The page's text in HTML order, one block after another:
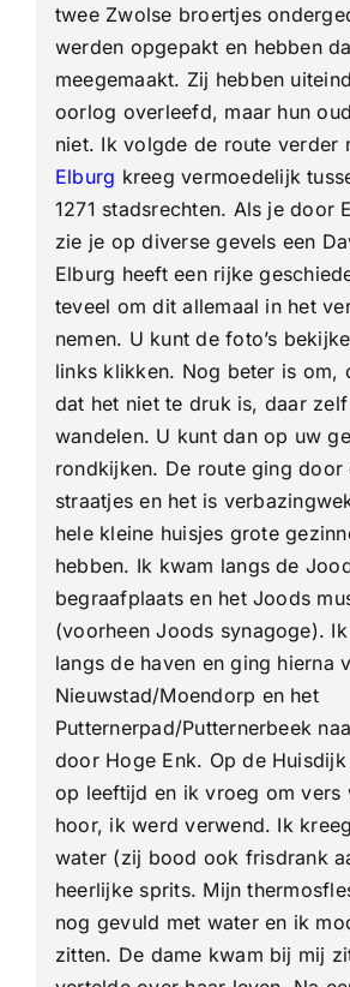
twee Zwolse broertjes
werden opgepakt en hebben
meegemaakt. Zij hebben
oorlog overleefd, maar hun
niet. Ik volgde de route verder
Elburg kreeg vermoedelijk
1271 stadsrechten. Als je door
zie je op diverse gevels een
Elburg heeft een rijke
teveel om dit allemaal in het
nemen. U kunt de foto’s
links klikken. Nog beter is om,
dat het niet te druk is, daar
wandelen. U kunt dan op uw
rondkijken. De route ging door
straatjes en het is
hele kleine huisjes grote
hebben. Ik kwam langs de
begraafplaats en het Joods
(voorheen Joods synagoge).
langs de haven en ging hierna
Nieuwstad/Moendorp en het
Putternerpad/Putternerbeek
door Hoge Enk. Op de
op leeftijd en ik vroeg om vers
hoor, ik werd verwend. Ik
water (zij bood ook frisdrank
heerlijke sprits. Mijn
nog gevuld met water en ik
zitten. De dame kwam bij mij